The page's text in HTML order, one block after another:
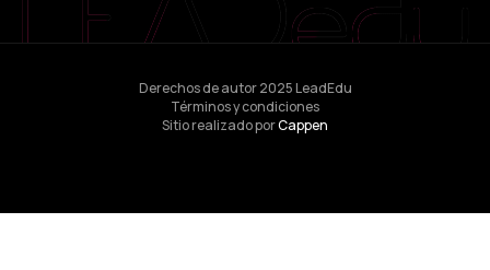
Derechos de autor 2025 LeadEdu
Términos y condiciones
Sitio realizado porCappen